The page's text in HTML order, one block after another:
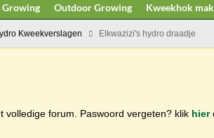
Growing Outdoor Growing Kweekhok
Kweekverslagen Elkwazizi's hydro draadje
volledige forum. Paswoord vergeten? klik hier